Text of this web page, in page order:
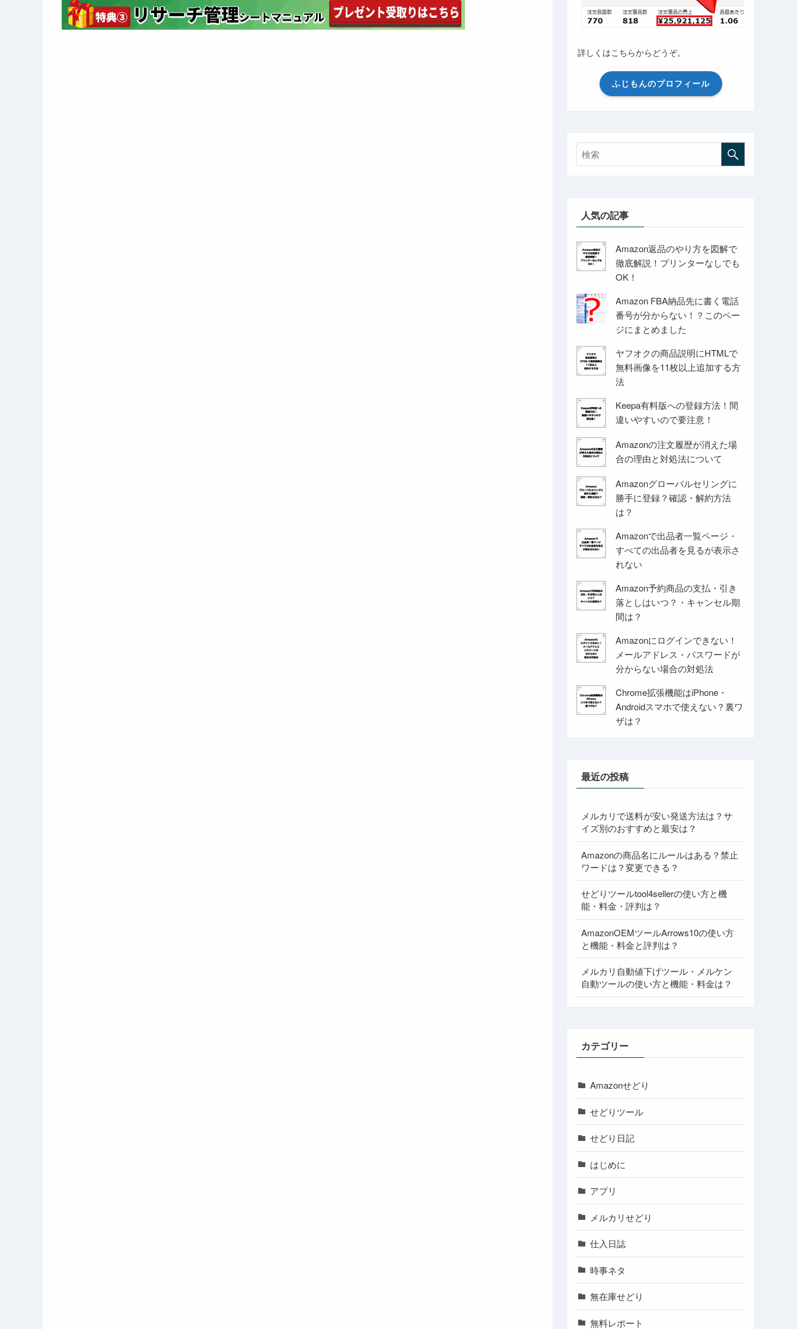
詳しくはこちらからどうぞ。
ふじもんのプロフィール
人気の記事
Amazon返品のやり方を図解で
徹底解説！プリンターなしでも
OK！
Amazon FBA納品先に書く電話
番号が分からない！？このペー
ジにまとめました
ヤフオクの商品説明にHTMLで
無料画像を11枚以上追加する方
法
Keepa有料版への登録方法！間
違いやすいので要注意！
Amazonの注文履歴が消えた場
合の理由と対処法について
Amazonグローバルセリングに
勝手に登録？確認・解約方法
は？
Amazonで出品者一覧ページ・
すべての出品者を見るが表示さ
れない
Amazon予約商品の支払・引き
落としはいつ？・キャンセル期
間は？
Amazonにログインできない！
メールアドレス・パスワードが
分からない場合の対処法
Chrome拡張機能はiPhone・
Androidスマホで使えない？裏ワ
ザは？
最近の投稿
メルカリで送料が安い発送方法は？サ
イズ別のおすすめと最安は？
Amazonの商品名にルールはある？禁止
ワードは？変更できる？
せどりツールtool4sellerの使い方と機
能・料金・評判は？
AmazonOEMツールArrows10の使い方
と機能・料金と評判は？
メルカリ自動値下げツール・メルケン
自動ツールの使い方と機能・料金は？
カテゴリー
Amazonせどり
せどりツール
せどり日記
はじめに
アプリ
メルカリせどり
仕入日誌
時事ネタ
無在庫せどり
無料レポート